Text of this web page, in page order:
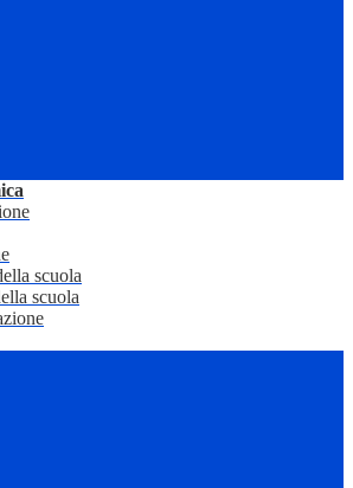
scuola
scuola